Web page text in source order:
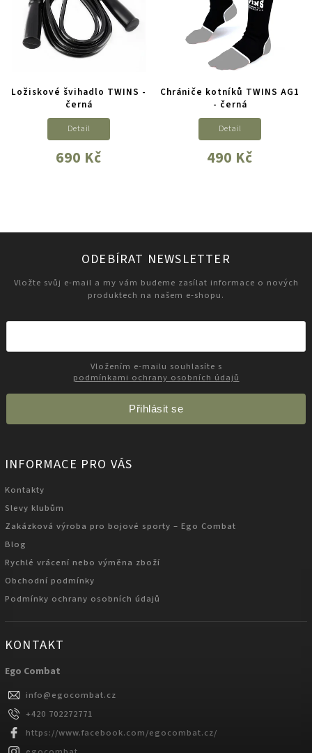
Ložiskové švihadlo TWINS -
černá
690 Kč
Detail
Chrániče kotníků TWINS AG1
- černá
490 Kč
Detail
ODEBÍRAT NEWSLETTER
Vložte svůj e-mail a my vám budeme zasílat informace o nových
produktech na našem e-shopu.
podmínkami ochrany osobních údajů
Přihlásit se
INFORMACE PRO VÁS
Kontakty
Slevy klubům
Zakázková výroba pro bojové sporty – Ego Combat
Blog
Rychlé vrácení nebo výměna zboží
Obchodní podmínky
Podmínky ochrany osobních údajů
KONTAKT
Ego Combat
info@egocombat.cz
+420 702272771
https://www.facebook.com/egocombat.cz/